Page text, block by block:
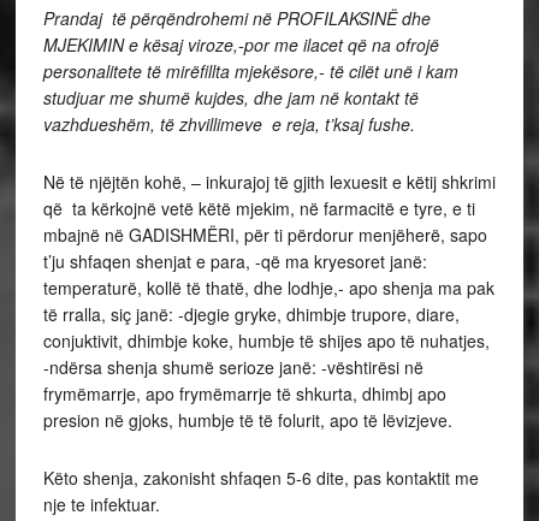
Prandaj të përqëndrohemi në PROFILAKSINË dhe
MJEKIMIN e kësaj viroze,-por me ilacet që na ofrojë
personalitete të mirëfillta mjekësore,- të cilët unë i kam
studjuar me shumë kujdes, dhe jam në kontakt të
vazhdueshëm, të zhvillimeve e reja, t’ksaj fushe.
Në të njëjtën kohë, – inkurajoj të gjith lexuesit e këtij shkrimi
që ta kërkojnë vetë këtë mjekim, në farmacitë e tyre, e ti
mbajnë në GADISHMËRI, për ti përdorur menjëherë, sapo
t’ju shfaqen shenjat e para, -që ma kryesoret janë:
temperaturë, kollë të thatë, dhe lodhje,- apo shenja ma pak
të rralla, siç janë: -djegie gryke, dhimbje trupore, diare,
conjuktivit, dhimbje koke, humbje të shijes apo të nuhatjes,
-ndërsa shenja shumë serioze janë: -vështirësi në
frymëmarrje, apo frymëmarrje të shkurta, dhimbj apo
presion në gjoks, humbje të të folurit, apo të lëvizjeve.
Këto shenja, zakonisht shfaqen 5-6 dite, pas kontaktit me
nje te infektuar.